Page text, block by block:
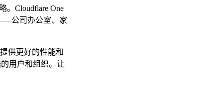
。Cloudflare One
公司办公室、家
供更好的性能和
用户和组织。让